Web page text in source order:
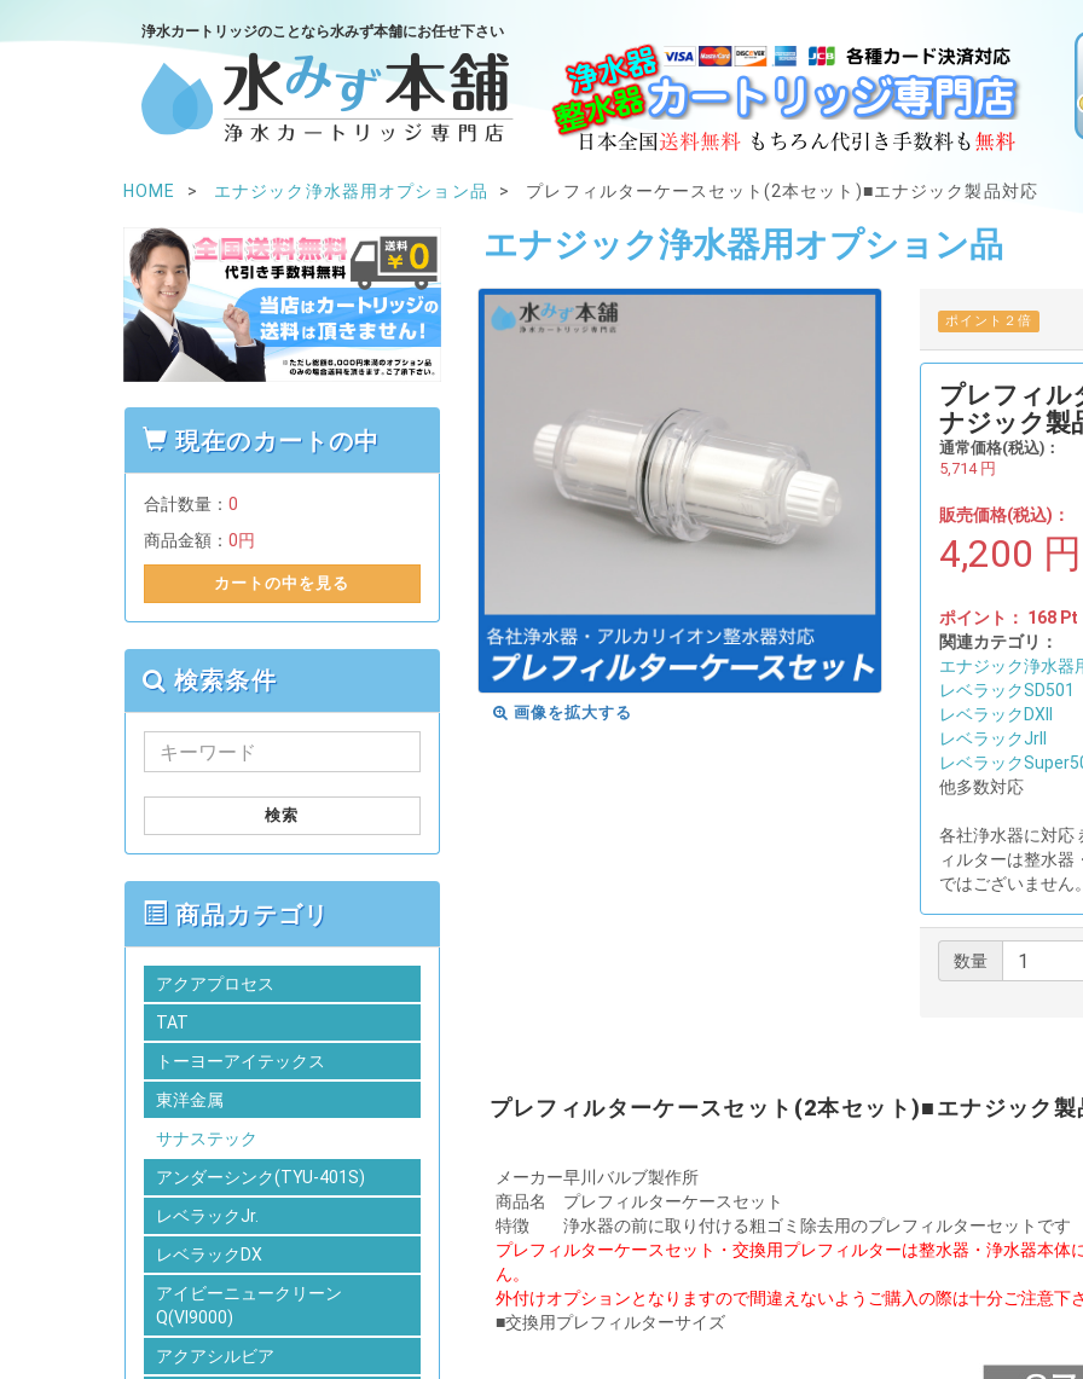
浄水カートリッジのことなら水みず本舗にお任せ下さい
HOME エナジック浄水器用オプション品 プレフィルターケースセット(2本セット)■エナジック製品対応
エナジック浄水器用オプション品
画像を拡大する
ポイント２倍
プレフィル
ナジック製
通常価格(税込)：
5,714円
販売価格(税込)：
4,200 円
ポイント： 168 Pt
関連カテゴリ：
エナジック浄水器
レベラックSD501
レベラックDXII
レベラックJrII
レベラック
他多数対応
各社浄水器に対応
ィルターは整水
ではございません
数量
プレフィルターケースセット(2本セット)■エナジック製
メーカー早川バルブ製作所
商品名
プレフィルターケースセット
特徴
浄水器の前に取り付ける粗ゴミ除去用のプレフィルターセットです
プレフィルターケースセット・交換用プレフィルターは整水器・浄水器本
ん。
外付けオプションとなりますので間違えないようご購入の際は十分ご注意下
■交換用プレフィルターサイズ
現在のカートの中
合計数量： 0
商品金額： 0円
カートの中を見る
検索条件
検索
商品カテゴリ
アクアプロセス
TAT
トーヨーアイテックス
東洋金属
サナステック
アンダーシンク(TYU-401S)
レベラックJr.
レベラックDX
アイビーニュークリーン
Q(VI9000)
アクアシルビア